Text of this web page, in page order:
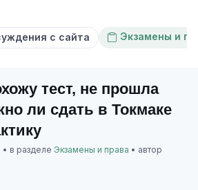
с сайта Экзамены и
тест, не прошла
ли сдать в Токмаке
• в разделе Экзамены и права • автор